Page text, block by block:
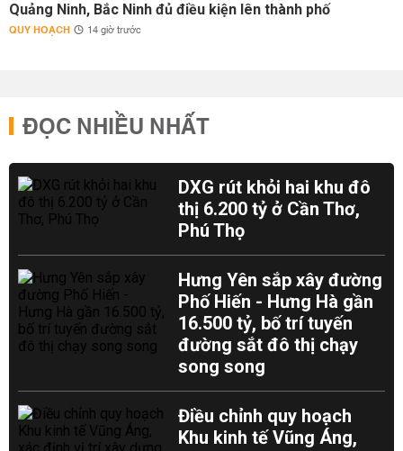
Quảng Ninh, Bắc Ninh đủ điều kiện lên thành phố
QUY HOẠCH 14 giờ trước
ĐỌC NHIỀU NHẤT
DXG rút khỏi hai khu đô
thị 6.200 tỷ ở Cần Thơ,
Phú Thọ
Hưng Yên sắp xây đường
Phố Hiến - Hưng Hà gần
16.500 tỷ, bố trí tuyến
đường sắt đô thị chạy
song song
Điều chỉnh quy hoạch
Khu kinh tế Vũng Áng,